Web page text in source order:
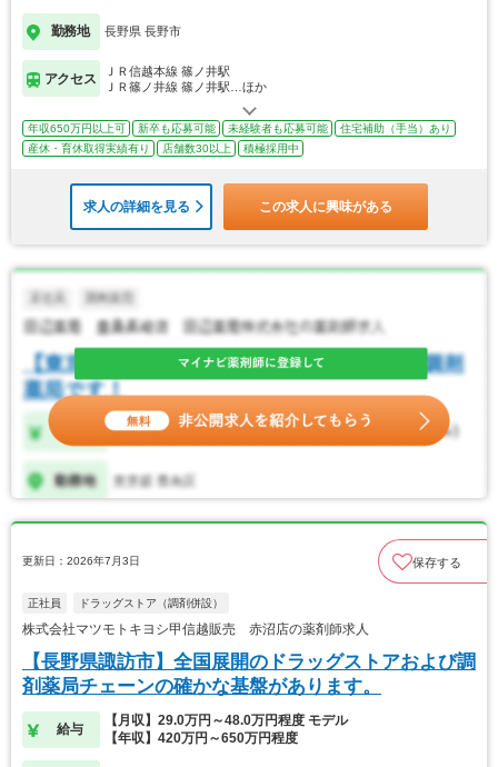
勤務地 長野県 長野市
アクセス
ＪＲ信越本線 篠ノ井駅
ＪＲ篠ノ井線 篠ノ井駅…ほか
年収650万円以上可 新卒も応募可能 未経験者も応募可能
住宅補助（手当）あり
産休・育休取得実績有り
店舗数30以上 積極採用中
求人の詳細を見る この求人に興味がある
更新日：2026年7月3日 保存する
正社員 ドラッグストア（調剤併設）
株式会社マツモトキヨシ甲信越販売 赤沼店の薬剤師求人
【長野県諏訪市】全国展開のドラッグストアおよび調
剤薬局チェーンの確かな基盤があります。
給与
【月収】29.0万円～48.0万円程度 モデル
【年収】420万円～650万円程度